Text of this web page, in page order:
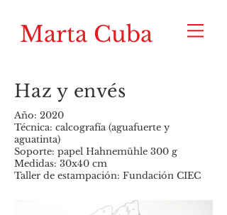
Marta Cuba
Haz y envés
Año: 2020
Técnica: calcografía (aguafuerte y
aguatinta)
Soporte: papel Hahnemühle 300 g
Medidas: 30x40 cm
Taller de estampación: Fundación CIEC